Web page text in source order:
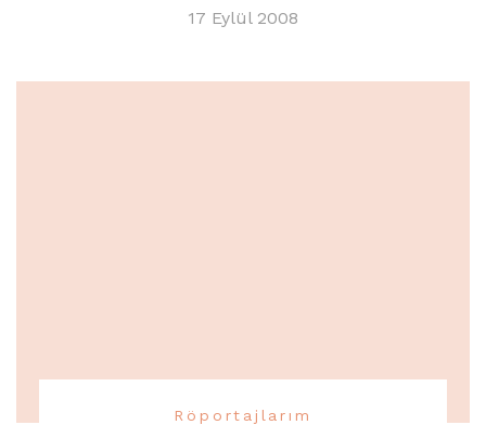
17 Eylül 2008
Röportajlarım